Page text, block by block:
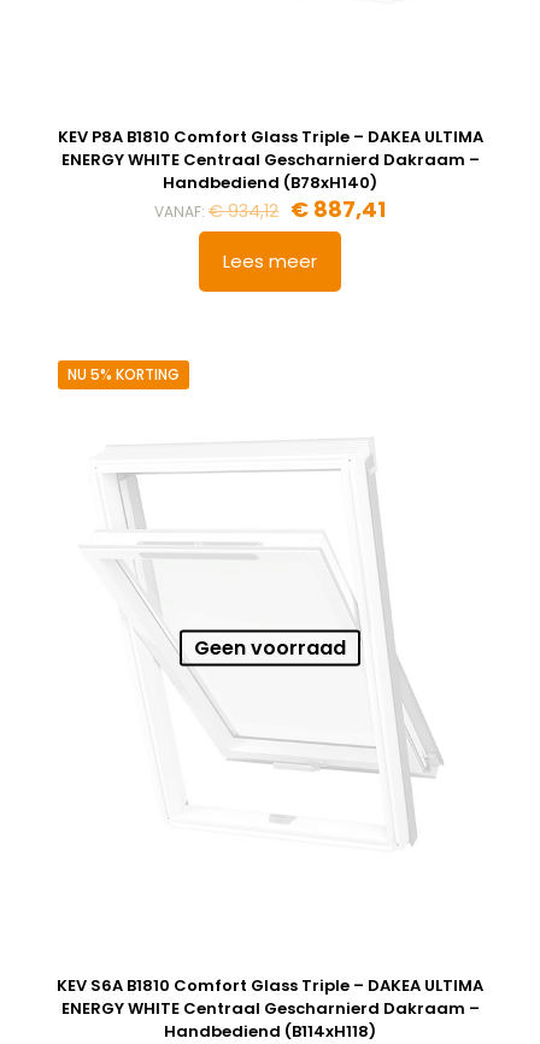
KEV P8A B1810 Comfort Glass Triple – DAKEA ULTIMA
ENERGY WHITE Centraal Gescharnierd Dakraam –
Handbediend (B78xH140)
VANAF: €934,12 Oorspronkelijke
prijs
was:
€ 934,12.
€ 887,41Huidige
Lees meer
NU 5% KORTING
Geen voorraad
KEV S6A B1810 Comfort Glass Triple – DAKEA ULTIMA
ENERGY WHITE Centraal Gescharnierd Dakraam –
Handbediend (B114xH118)